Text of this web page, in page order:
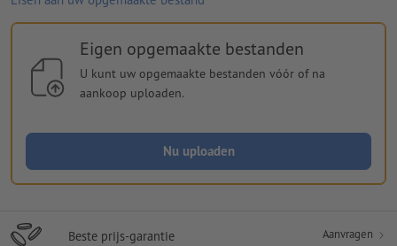
Eigen opgemaakte bestanden
U kunt uw opgemaakte bestanden vóór of na
aankoop uploaden.
Nu uploaden
Beste prijs-garantie Aanvragen